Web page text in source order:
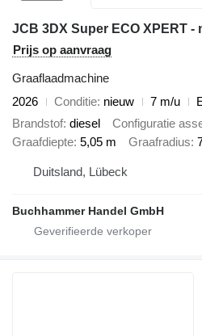
Prijs op aanvraag
Graaflaadmachine
2026
Conditie nieuw 7 m/u
Brandstof diesel Configuratie
Graafdiepte 5,05 m Graafradius
Duitsland, Lübeck
Buchhammer Handel GmbH